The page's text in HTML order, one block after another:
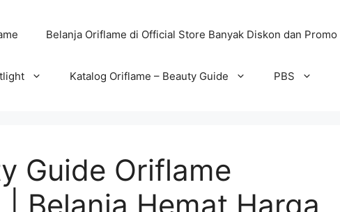
Belanja Oriflame di Official Store Banyak Diskon dan Promo
Katalog Oriflame – Beauty Guide PBS
Guide Oriflame
Belanja Hemat Harga